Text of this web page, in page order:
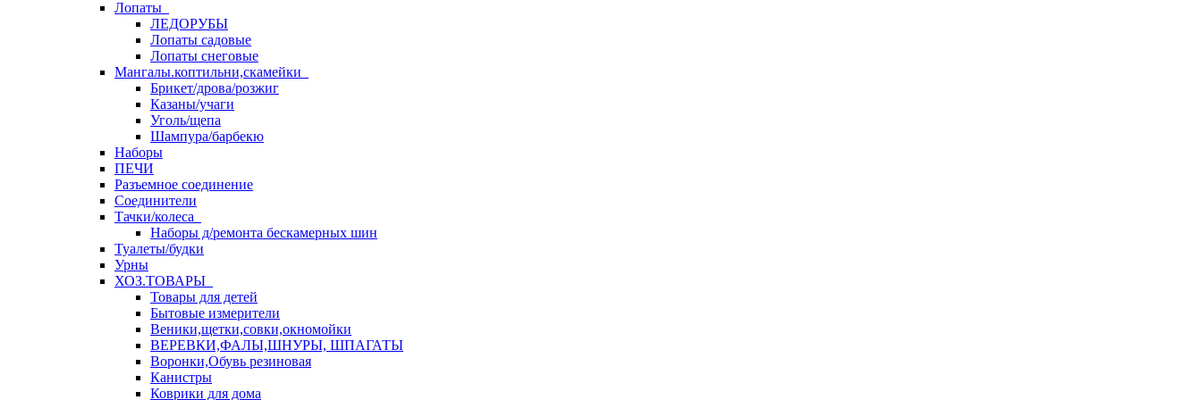
Лопаты
ЛЕДОРУБЫ
Лопаты садовые
Лопаты снеговые
Мангалы.коптильни,скамейки
Брикет/дрова/розжиг
Казаны/учаги
Уголь/щепа
Шампура/барбекю
Наборы
ПЕЧИ
Разъемное соединение
Соединители
Тачки/колеса
Наборы д/ремонта бескамерных шин
Туалеты/будки
Урны
ХОЗ.ТОВАРЫ
Товары для детей
Бытовые измерители
Веники,щетки,совки,окномойки
ВЕРЕВКИ,ФАЛЫ,ШНУРЫ, ШПАГАТЫ
Воронки,Обувь резиновая
Канистры
Коврики для дома